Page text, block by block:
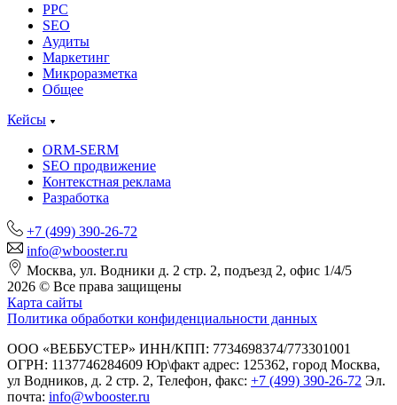
PPC
SEO
Аудиты
Маркетинг
Микроразметка
Общее
Кейсы
ORM-SERM
SEO продвижение
Контекстная реклама
Разработка
+7 (499) 390-26-72
info@wbooster.ru
Москва, ул. Водники д. 2 стр. 2, подъезд 2, офис 1/4/5
2026 © Все права защищены
Карта сайты
Политика обработки конфиденциальности данных
ООО «ВЕББУСТЕР» ИНН/КПП: 7734698374/773301001
ОГРН: 1137746284609 Юр\факт адрес: 125362, город Москва,
ул Водников, д. 2 стр. 2, Телефон, факс: +7 (499) 390-26-72 Эл.
почта: info@wbooster.ru